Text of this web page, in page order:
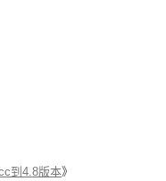
到4.8版本》